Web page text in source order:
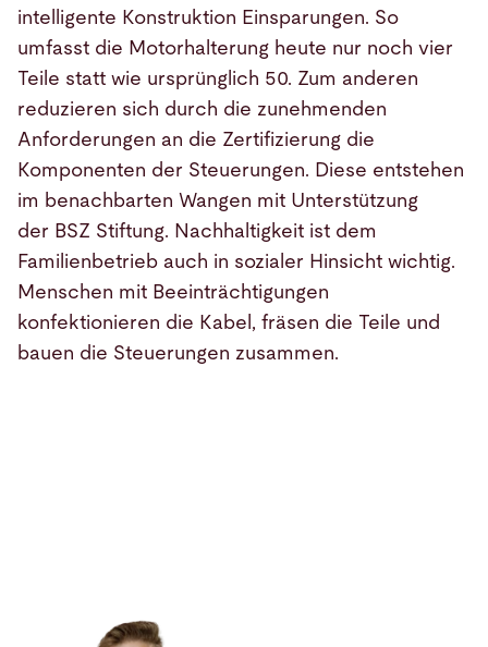
intelligente Konstruktion Einsparungen. So
umfasst die Motorhalterung heute nur noch vier
Teile statt wie ursprünglich 50. Zum anderen
reduzieren sich durch die zunehmenden
Anforderungen an die Zertifizierung die
Komponenten der Steuerungen. Diese entstehen
im benachbarten Wangen mit Unterstützung
der BSZ Stiftung. Nachhaltigkeit ist dem
Familienbetrieb auch in sozialer Hinsicht wichtig.
Menschen mit Beeinträchtigungen
konfektionieren die Kabel, fräsen die Teile und
bauen die Steuerungen zusammen.